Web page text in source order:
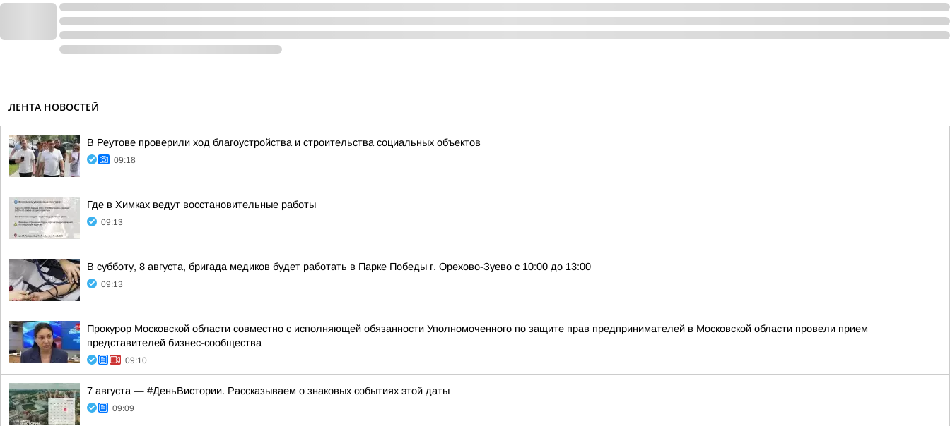
ЛЕНТА НОВОСТЕЙ
В Реутове проверили ход благоустройства и строительства социальных объектов
09:18
Где в Химках ведут восстановительные работы
09:13
В субботу, 8 августа, бригада медиков будет работать в Парке Победы г. Орехово-Зуево с 10:00 до 13:00
09:13
Прокурор Московской области совместно с исполняющей обязанности Уполномоченного по защите прав предпринимателей в Московской области провели прием
представителей бизнес-сообщества
09:10
7 августа — #ДеньВистории. Рассказываем о знаковых событиях этой даты
09:09